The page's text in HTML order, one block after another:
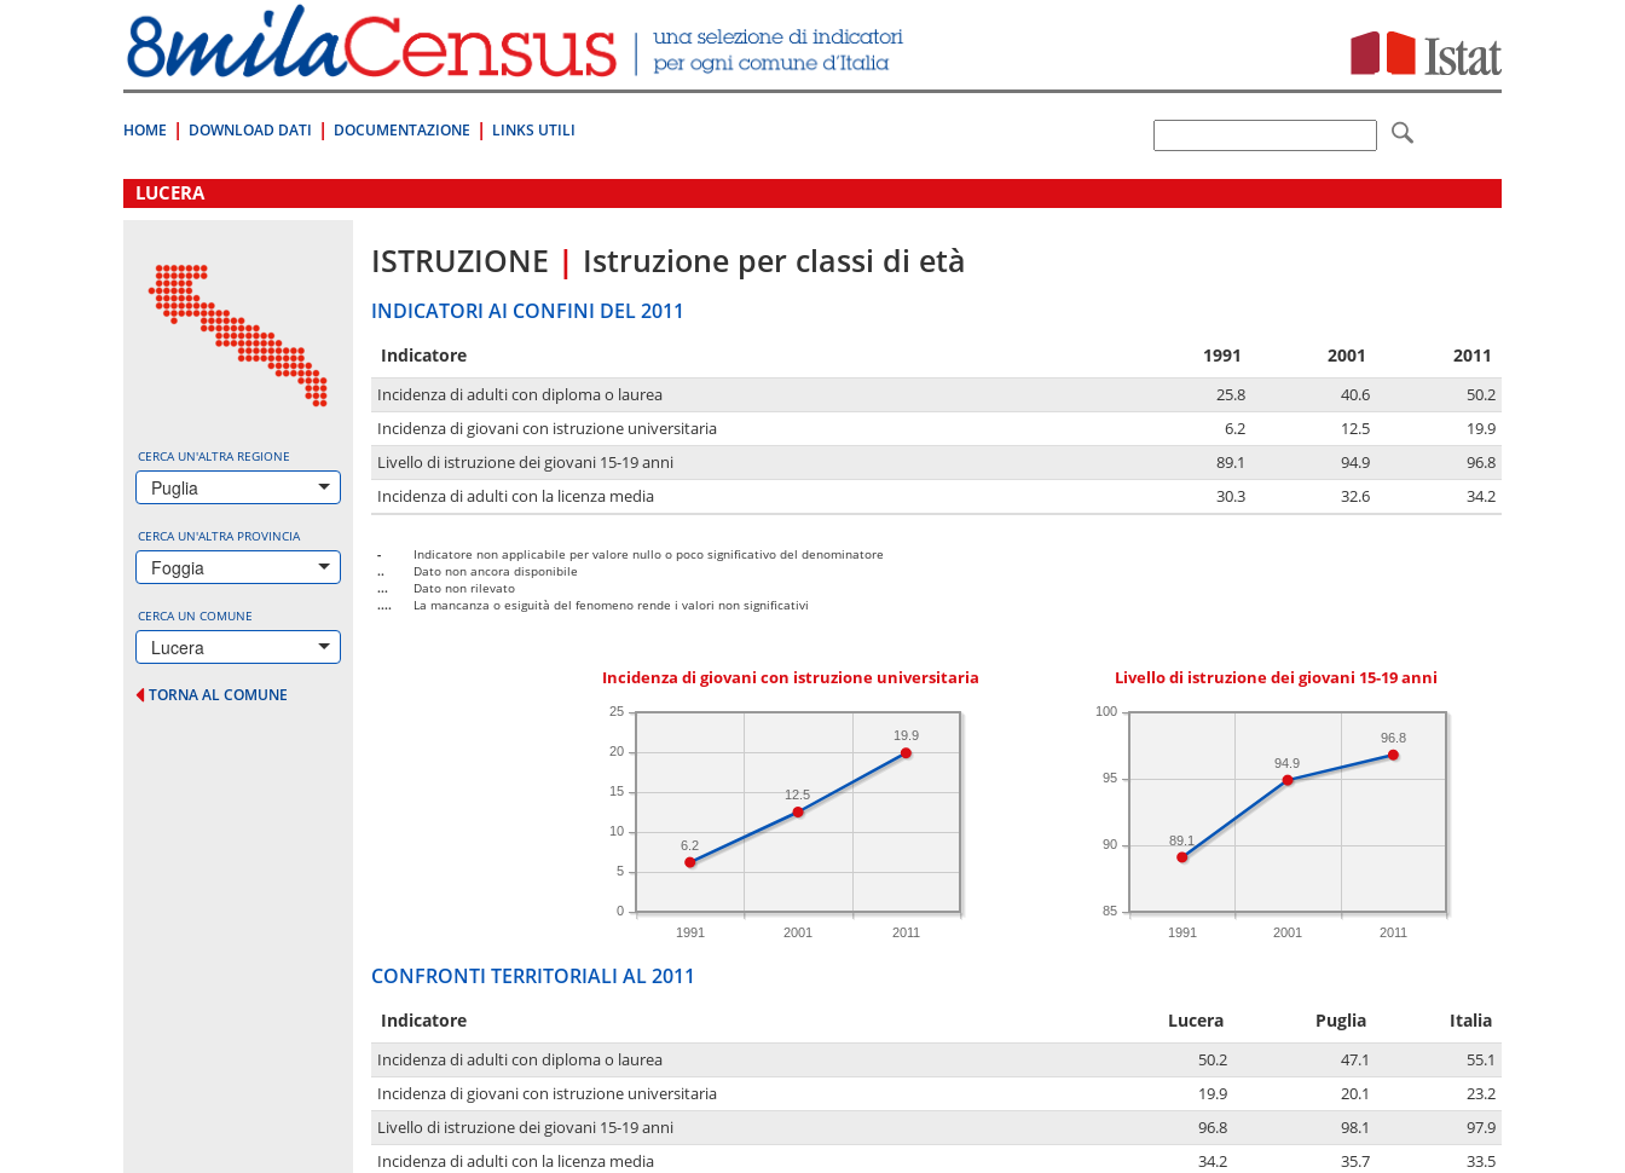
direttamente
a:
Contenuto
HOME DOWNLOAD DATI DOCUMENTAZIONE LINKS UTILI
LUCERA
CERCA UN'ALTRA REGIONE
Puglia
CERCA UN'ALTRA PROVINCIA
Foggia
CERCA UN COMUNE
Lucera
TORNA AL COMUNE
ISTRUZIONE | Istruzione per classi di età
INDICATORI AI CONFINI DEL 2011
Indicatore 1991 2001 2011
Incidenza di adulti con diploma o laurea 25.8 40.6
50.2
Incidenza di giovani con istruzione universitaria
6.2 12.5
19.9
Livello di istruzione dei giovani 15-19 anni
89.1 94.9
96.8
Incidenza di adulti con la licenza media
30.3 32.6 34.2
-
Indicatore non applicabile per valore nullo o poco significativo del denominatore
..
Dato non ancora disponibile
...
Dato non rilevato
....
La mancanza o esiguità del fenomeno rende i valori non significativi
Incidenza di giovani con istruzione universitaria
1991 2001 2011
0
5
10
15
20
25
19.9
12.5
6.2
Livello di istruzione dei giovani 15-19 anni
1991 2001 2011
85
90
95
100
96.8
94.9
89.1
CONFRONTI TERRITORIALI AL 2011
Indicatore Lucera Puglia Italia
Incidenza di adulti con diploma o laurea 50.2 47.1
55.1
Incidenza di giovani con istruzione universitaria
19.9 20.1
23.2
Livello di istruzione dei giovani 15-19 anni
96.8 98.1
97.9
Incidenza di adulti con la licenza media
34.2 35.7 33.5